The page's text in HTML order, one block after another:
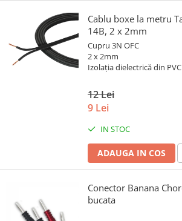
Cablu boxe la metru
14B, 2 x 2mm
Cupru 3N OFC
2 x 2mm
Izolația dielectrică din PVC
12 Lei
9 Lei
IN STOC
ADAUGA IN COS
Conector Banana
bucata